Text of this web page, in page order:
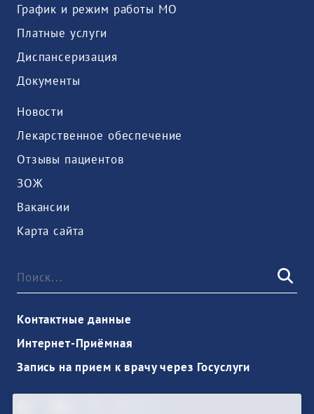
График и режим работы МО
Платные услуги
Диспансеризация
Документы
Новости
Лекарственное обеспечение
Отзывы пациентов
ЗОЖ
Вакансии
Карта сайта
Контактные данные
Интернет-Приёмная
Запись на прием к врачу через Госуслуги